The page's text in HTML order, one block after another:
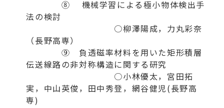
⑧ 機械学習による極小物体検出手
法の検討
○柳澤陽成，力丸彩奈
（長野高専）
⑨ 負透磁率材料を用いた矩形積層
伝送線路の非対称構造に関する研究
○小林優太，宮田拓
実，中山英俊，田中秀登，網谷健児(長野高
専)